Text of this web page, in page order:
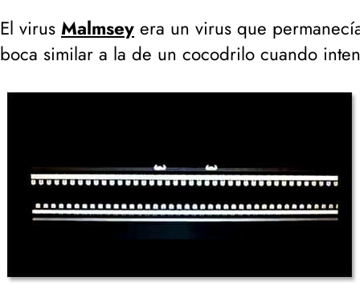
El virus Malmsey era un virus que
boca similar a la de un cocodrilo cuando